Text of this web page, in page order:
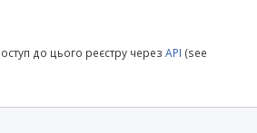
до цього реєстру через API (see